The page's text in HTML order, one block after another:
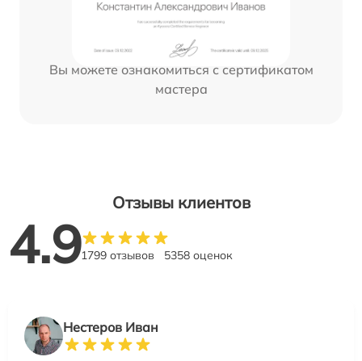
Вы можете ознакомиться с сертификатом
мастера
Отзывы клиентов
4.91799 отзывов 5358 оценок
Нестеров Иван